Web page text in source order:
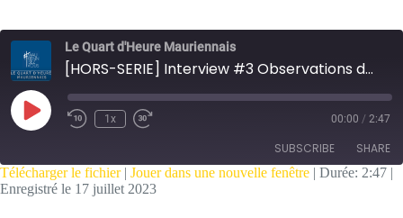
Le Quart d'Heure Mauriennais
[HORS-SERIE] Interview #3 Observations du Ciel le Jeudi 6 Juillet au Refuge de Plan du Lac à Valcenis - 60 Ans du Parc National de la Vanoise
Play
Episode
1x 00:00 / 2:47
SUBSCRIBE SHARE
Télécharger le fichier| Jouer dans une nouvelle fenêtre | Durée: 2:47 |
Enregistré le 17 juillet 2023